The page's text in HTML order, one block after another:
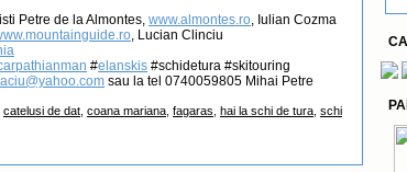
Petre de la Almontes, www.almontes.ro, Iulian Cozma
, Lucian Clinciu
#elanskis #schidetura #skitouring
sau la tel 0740059805 Mihai Petre
catelusi de dat coana mariana fagaras hai la schi de tura schi